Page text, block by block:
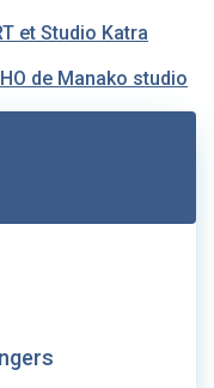
et Studio Katra
de Manako studio